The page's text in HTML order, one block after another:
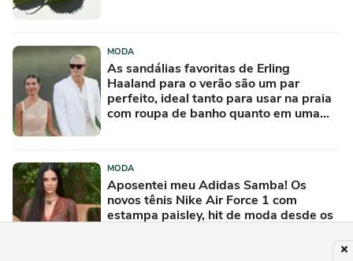
MODA
As sandálias favoritas de Erling
Haaland para o verão são um par
perfeito, ideal tanto para usar na praia
com roupa de banho quanto em uma
MODA
Aposentei meu Adidas Samba! Os
novos tênis Nike Air Force 1 com
estampa paisley, hit de moda desde os